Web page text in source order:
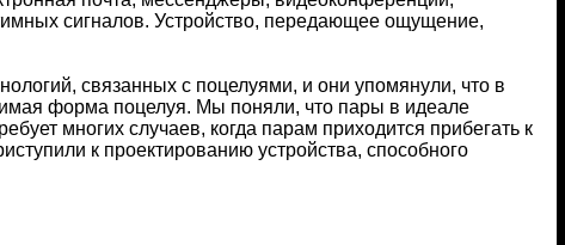
сигналов. Устройство, передающее ощущение,
связанных с поцелуями, и они упомянули, что в
форма поцелуя. Мы поняли, что пары в идеале
многих случаев, когда парам приходится прибегать к
к проектированию устройства, способного